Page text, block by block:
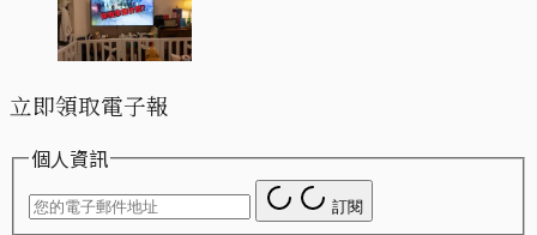
立即領取電子報
個人資訊
訂閱